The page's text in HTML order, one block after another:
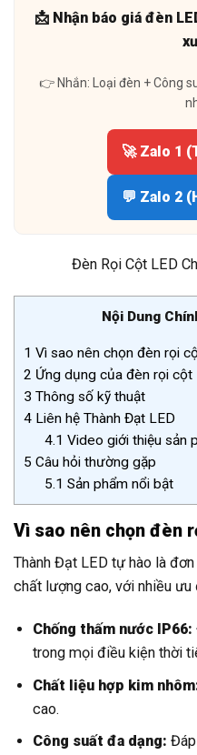
📩 Nhận báo giá đèn
👉 Nhắn: Loại đèn + Công
🚀 Zalo 1
💬 Zalo 2
Đèn Rọi Cột LED
Nội Dung
1 Vì sao nên chọn đèn rọi
2 Ứng dụng của đèn rọi cột
3 Thông số kỹ thuật
4 Liên hệ Thành Đạt LED
4.1 Video giới thiệu sản
5 Câu hỏi thường gặp
5.1 Sản phẩm nổi bật
Vì sao nên chọn đèn
Thành Đạt LED tự hào là
chất lượng cao, với nhiều
Chống thấm nước IP66:
trong mọi điều kiện thời
Chất liệu hợp kim
cao.
Công suất đa dạng: